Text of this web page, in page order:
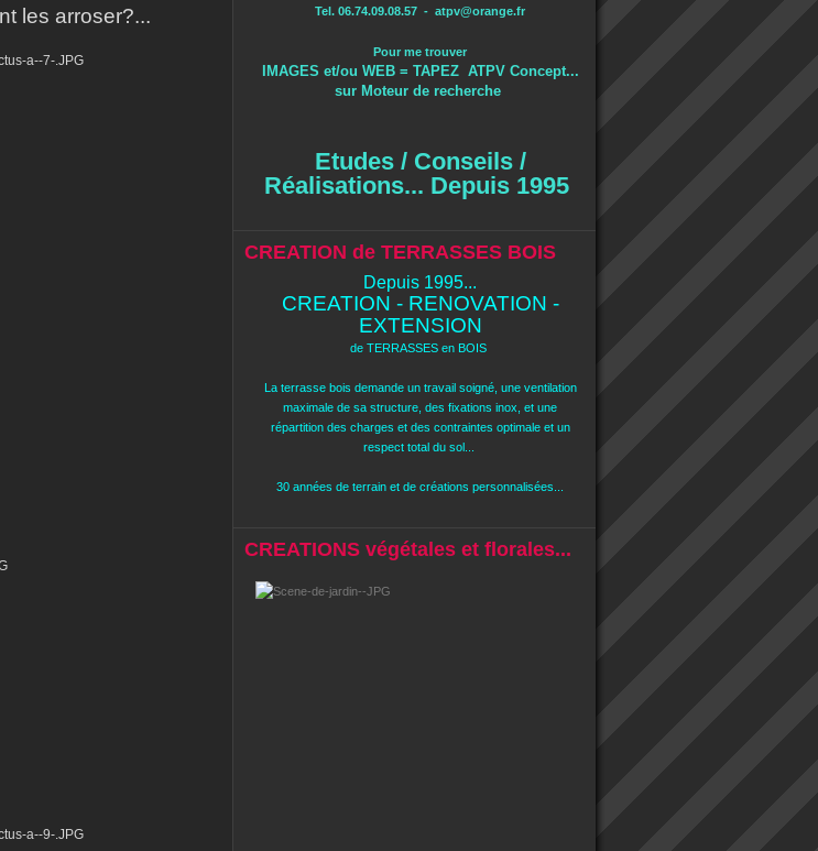
les arroser?...
Tel. 06.74.09.08.57 - atpv@orange.fr
Pour me trouver
IMAGES et/ou WEB = TAPEZ ATPV Concept...
sur Moteur de recherche
Etudes / Conseils /
Réalisations... Depuis 1995
CREATION de TERRASSES BOIS
Depuis 1995...
CREATION - RENOVATION -
EXTENSION
de TERRASSES en BOIS
La terrasse bois demande un travail soigné, une ventilation
maximale de sa structure, des fixations inox, et une
répartition des charges et des contraintes optimale et un
respect total du sol...
30 années de terrain et de créations personnalisées...
CREATIONS végétales et florales...